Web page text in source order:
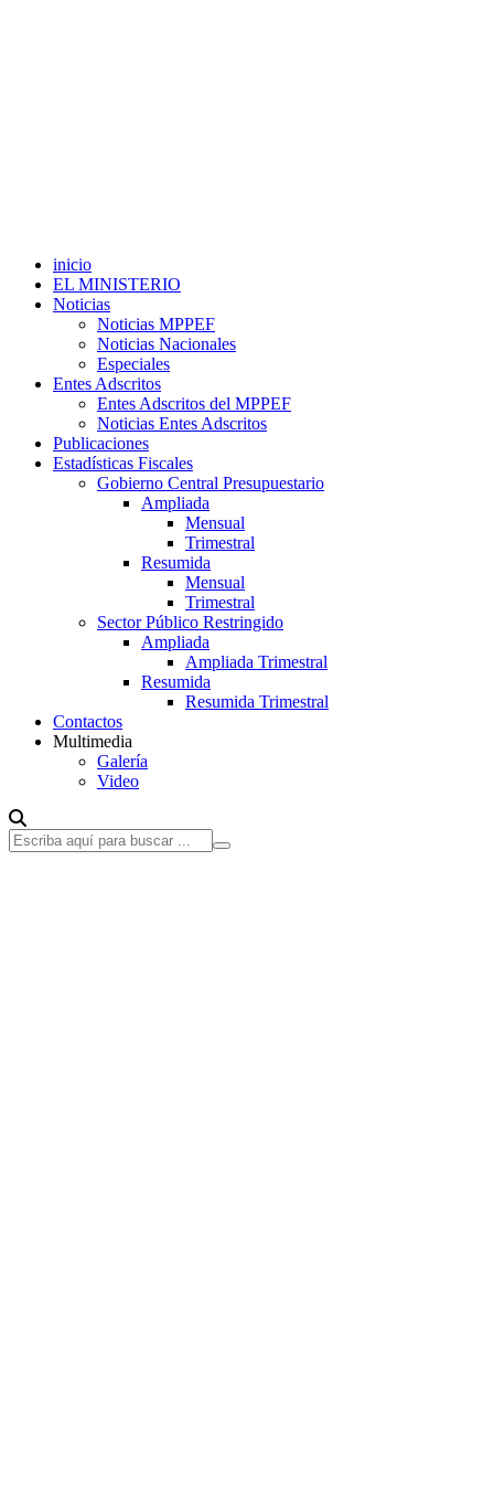
inicio
EL MINISTERIO
Noticias
Noticias MPPEF
Noticias Nacionales
Especiales
Entes Adscritos
Entes Adscritos del MPPEF
Noticias Entes Adscritos
Publicaciones
Estadísticas Fiscales
Gobierno Central Presupuestario
Ampliada
Mensual
Trimestral
Resumida
Mensual
Trimestral
Sector Público Restringido
Ampliada
Ampliada Trimestral
Resumida
Resumida Trimestral
Contactos
Multimedia
Galería
Video